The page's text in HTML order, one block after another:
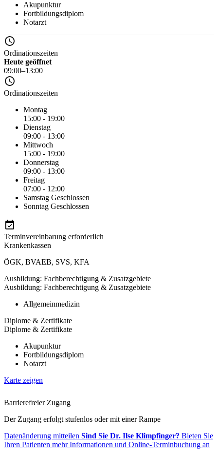
Akupunktur
Fortbildungsdiplom
Notarzt
Ordinationszeiten
Heute geöffnet
09:00–13:00
Ordinationszeiten
Montag
15:00 - 19:00
Dienstag
09:00 - 13:00
Mittwoch
15:00 - 19:00
Donnerstag
09:00 - 13:00
Freitag
07:00 - 12:00
Samstag Geschlossen
Sonntag Geschlossen
Terminvereinbarung erforderlich
Krankenkassen
ÖGK, BVAEB, SVS, KFA
Ausbildung: Fachberechtigung & Zusatzgebiete
Ausbildung: Fachberechtigung & Zusatzgebiete
Allgemeinmedizin
Diplome & Zertifikate
Diplome & Zertifikate
Akupunktur
Fortbildungsdiplom
Notarzt
Karte zeigen
Barrierefreier Zugang
Der Zugang erfolgt stufenlos oder mit einer Rampe
Datenänderung mitteilen Sind Sie Dr. Ilse Klimpfinger? Bieten Sie
Ihren Patienten mehr Informationen und Online-Terminbuchung an